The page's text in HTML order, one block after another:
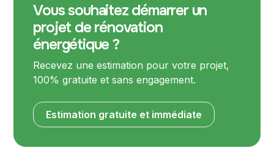
Vous souhaitez démarrer un
projet de rénovation
énergétique ?
Recevez une estimation pour votre projet,
100% gratuite et sans engagement.
Estimation gratuite et immédiate